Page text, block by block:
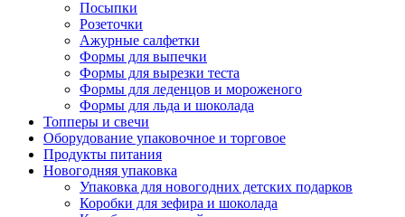
Посыпки
Розеточки
Ажурные салфетки
Формы для выпечки
Формы для вырезки теста
Формы для леденцов и мороженого
Формы для льда и шоколада
Топперы и свечи
Оборудование упаковочное и торговое
Продукты питания
Новогодняя упаковка
Упаковка для новогодних детских подарков
Коробки для зефира и шоколада